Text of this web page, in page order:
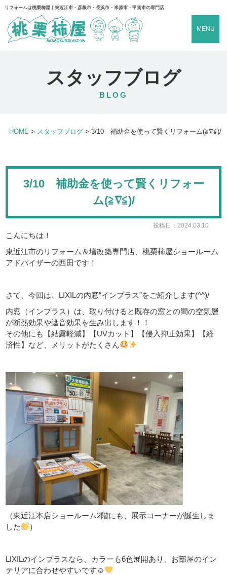
リフォームは桃栗柿屋｜東近江市・彦根市・長浜市・米原市・甲賀市の専門店
MENU
スタッフブログ
BLOG
HOME > スタッフブログ> 3/10 補助金を使って賢くリフォーム(≧∇≦)/
3/10 補助金を使って賢くリフォー
ム(≧∇≦)/
投稿日：2024.03.10
こんにちは！
東近江市のリフォーム＆増改築専門店、桃栗柿屋ショールーム
アドバイザーの西田です！
さて、今回は、LIXILの内窓“インプラス”をご紹介します(^^)/
内窓（インプラス）は、取り付けると既存の窓との間の空気層
が断熱効果や遮音効果を生み出します！！
その他にも【結露軽減】【UVカット】【侵入抑止効果】【経
済性】など、メリットがたくさん
（東近江本店ショールーム2階にも、展示コーナーが誕生しま
した
）
LIXILのインプラスなら、カラーも6色展開あり、お部屋のイン
テリアに合わせやすいです☺